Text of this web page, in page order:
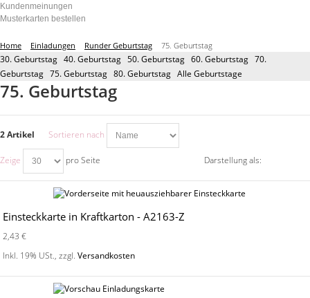
Kundenmeinungen
Musterkarten bestellen
Home Einladungen Runder Geburtstag 75. Geburtstag
30. Geburtstag 40. Geburtstag 50. Geburtstag 60. Geburtstag 70.
Geburtstag 75. Geburtstag 80. Geburtstag Alle Geburtstage
75. Geburtstag
2 Artikel Sortieren nach
Zeige pro Seite Darstellung als:
Einsteckkarte in Kraftkarton - A2163-Z
2,43 €
Inkl. 19% USt.,zzgl.Versandkosten